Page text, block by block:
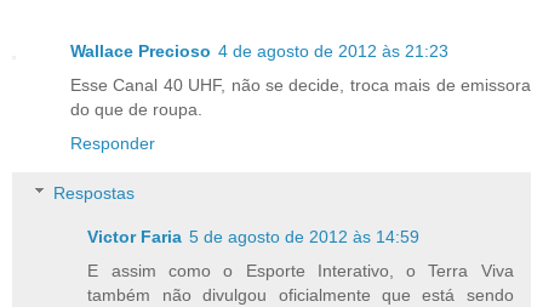
Wallace Precioso 4 de agosto de 2012 às 21:23
Esse Canal 40 UHF, não se decide, troca mais de emissora
do que de roupa.
Responder
Respostas
Victor Faria 5 de agosto de 2012 às 14:59
E assim como o Esporte Interativo, o Terra Viva
também não divulgou oficialmente que está sendo